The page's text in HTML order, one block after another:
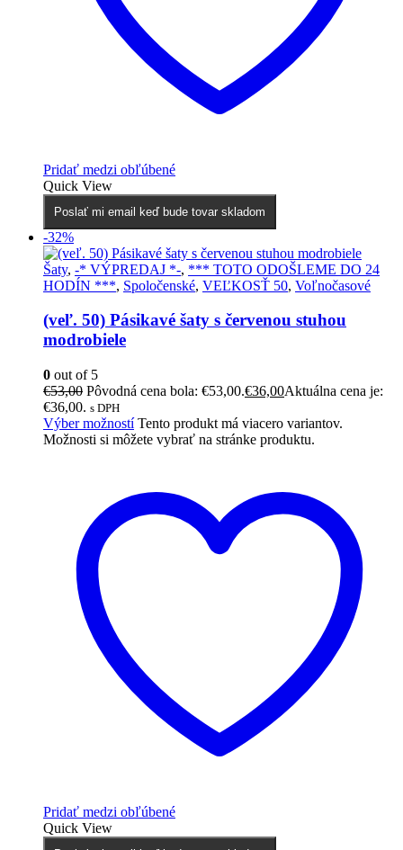
Pridať medzi obľúbené
Quick View
Poslať mi email keď bude tovar skladom
-32%
Šaty, -* VÝPREDAJ *-, *** TOTO ODOŠLEME DO 24
HODÍN ***, Spoločenské, VEĽKOSŤ 50, Voľnočasové
(veľ. 50) Pásikavé šaty s červenou stuhou
modrobiele
0 out of 5
€53,00 Pôvodná cena bola: €53,00.€36,00Aktuálna cena je:
€36,00. s DPH
Výber možností Tento produkt má viacero variantov.
Možnosti si môžete vybrať na stránke produktu.
Pridať medzi obľúbené
Quick View